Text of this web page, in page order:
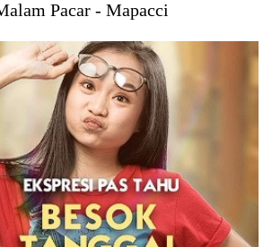
Pacar - Mapacci